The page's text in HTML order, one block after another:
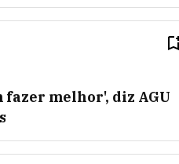
melhor', diz AGU